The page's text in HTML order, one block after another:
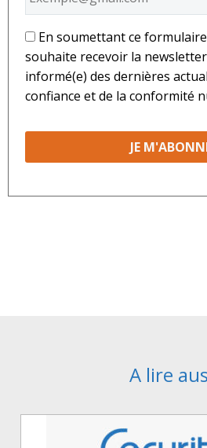
* En soumettant ce
souhaite recevoir la
informé(e) des dernières
confiance et de la conformité
A lire